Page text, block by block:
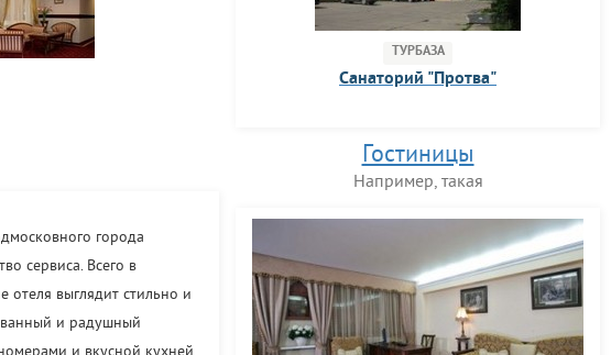
города
сервиса. Всего в
выглядит стильно и
и радушный
ТУРБАЗА
Санаторий "Протва"
Гостиницы
Например, такая